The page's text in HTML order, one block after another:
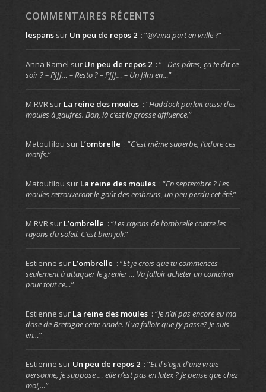
COMMENTAIRES RÉCENTS
lespanssur Un peu de repos 2 : “@Anna part en vrille ?”
Anna Ramel sur Un peu de repos 2 : “– Des pâtes, ça te dit ce
soir ? – Pfff… – Resto ? – Pfff… – Un film en…”
M.RVRsur La reine des moules : “Haddock parlait aussi des
moules à gaufres. Bon, là c’est la grosse affluence.”
Matoufilou sur L’ombrelle : “C’est même superbe, j’adore ces
motifs.”
Matoufilou sur La reine des moules : “En septembre ? Les
moules retrouveront le goût des embruns, un peu perdu cet été.”
M.RVRsur L’ombrelle : “Les rayons de l’ombrelle contre les
rayons du soleil. C’est bien joli.”
Estienne sur L’ombrelle : “Et je crois que tu commences
seulement à attaquer le grenier … Va falloir acheter un container
pour tout ce…”
Estienne sur La reine des moules : “Je n’ai pas encore eu ma
dose de Bretagne cette année. Il va falloir que j’y passe? Je suis
en…”
Estienne sur Un peu de repos 2 : “Et il s’agit d’une vraie
personne, je suppose … elle n’est pas en latex ? Je pense que chez
moi,…”